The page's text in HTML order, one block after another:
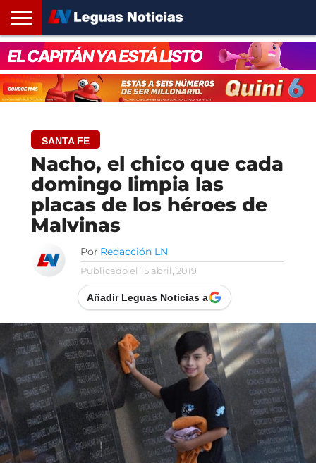
INICIO
SANTA
FE
ROSARIO24
REGIONES
ARGENTINA
OPINIÓN
CONTACTO
SANTA FE
Nacho, el chico que cada
domingo limpia las
placas de los héroes de
Malvinas
Por Redacción LN
Publicado el 15 abril, 2019
Añadir Leguas Noticias a